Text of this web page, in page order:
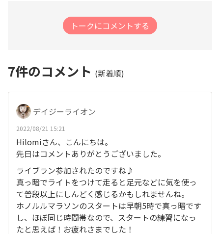
トークにコメントする
7件のコメント (新着順)
デイジーライオン
2022/08/21 15:21
Hilomiさん、こんにちは。
先日はコメントありがとうございました。
ライブラン参加されたのですね♪
真っ暗でライトをつけて走ると足元などに気を使っ
て普段以上にしんどく感じるかもしれませんね。
ホノルルマラソンのスタートは早朝5時で真っ暗です
し、ほぼ同じ時間帯なので、スタートの練習になっ
たと思えば！お疲れさまでした！